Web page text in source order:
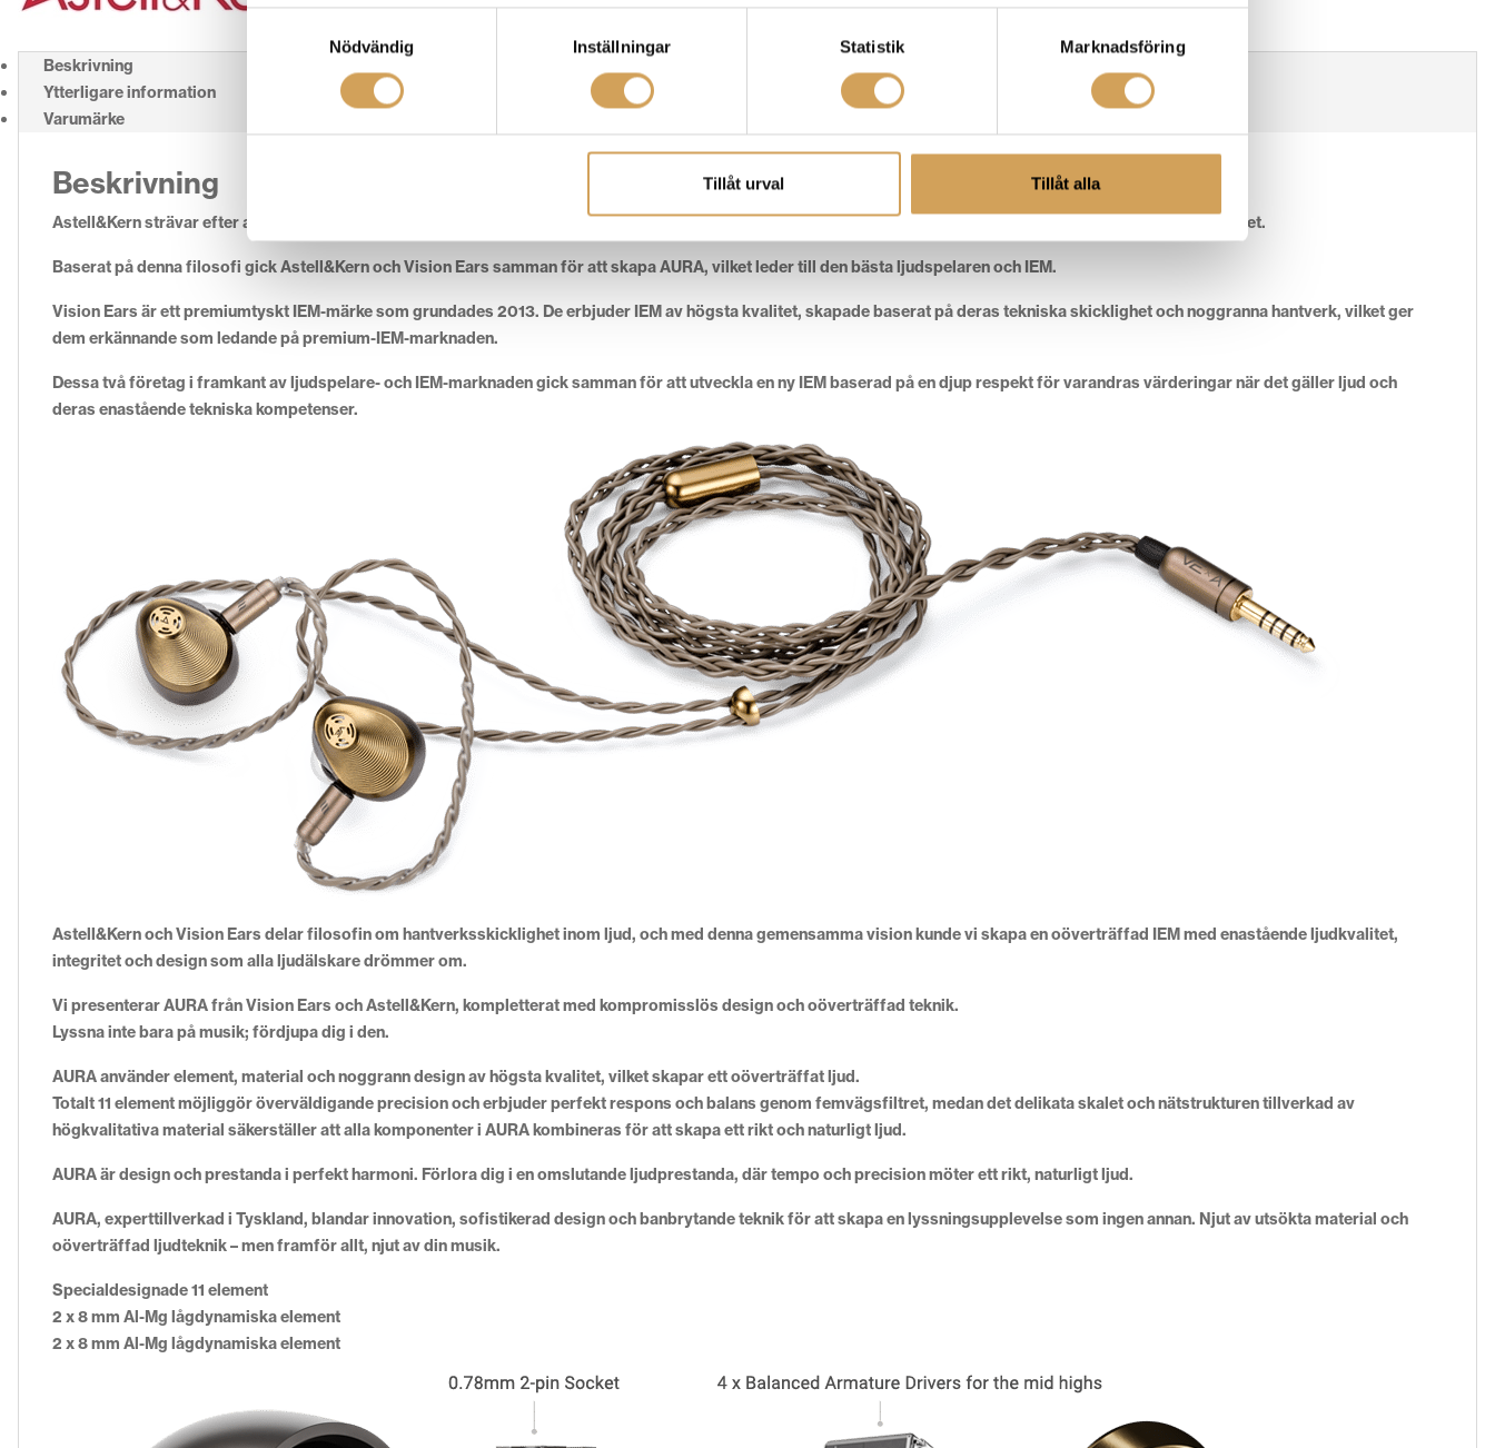
Nödvändig
Inställningar Statistik Marknadsföring
Tillåt urval Tillåt alla
Beskrivning
Ytterligare information
Varumärke
Beskrivning
Astell&Kern strävar efter att leverera de bästa ljuden, utan att förbise ens de minsta skillnaderna i ljud, med oavbruten teknisk innovation och hantverksskicklighet.
Baserat på denna filosofi gick Astell&Kern och Vision Ears samman för att skapa AURA, vilket leder till den bästa ljudspelaren och IEM.
Vision Ears är ett premiumtyskt IEM-märke som grundades 2013. De erbjuder IEM av högsta kvalitet, skapade baserat på deras tekniska skicklighet och noggranna hantverk, vilket ger
dem erkännande som ledande på premium-IEM-marknaden.
Dessa två företag i framkant av ljudspelare- och IEM-marknaden gick samman för att utveckla en ny IEM baserad på en djup respekt för varandras värderingar när det gäller ljud och
deras enastående tekniska kompetenser.
Astell&Kern och Vision Ears delar filosofin om hantverksskicklighet inom ljud, och med denna gemensamma vision kunde vi skapa en oöverträffad IEM med enastående ljudkvalitet,
integritet och design som alla ljudälskare drömmer om.
Vi presenterar AURA från Vision Ears och Astell&Kern, kompletterat med kompromisslös design och oöverträffad teknik.
Lyssna inte bara på musik; fördjupa dig i den.
AURA använder element, material och noggrann design av högsta kvalitet, vilket skapar ett oöverträffat ljud.
Totalt 11 element möjliggör överväldigande precision och erbjuder perfekt respons och balans genom femvägsfiltret, medan det delikata skalet och nätstrukturen tillverkad av
högkvalitativa material säkerställer att alla komponenter i AURA kombineras för att skapa ett rikt och naturligt ljud.
AURA är design och prestanda i perfekt harmoni. Förlora dig i en omslutande ljudprestanda, där tempo och precision möter ett rikt, naturligt ljud.
AURA, experttillverkad i Tyskland, blandar innovation, sofistikerad design och banbrytande teknik för att skapa en lyssningsupplevelse som ingen annan. Njut av utsökta material och
oöverträffad ljudteknik – men framför allt, njut av din musik.
Specialdesignade 11 element
2 x 8 mm Al-Mg lågdynamiska element
2 x 8 mm Al-Mg lågdynamiska element